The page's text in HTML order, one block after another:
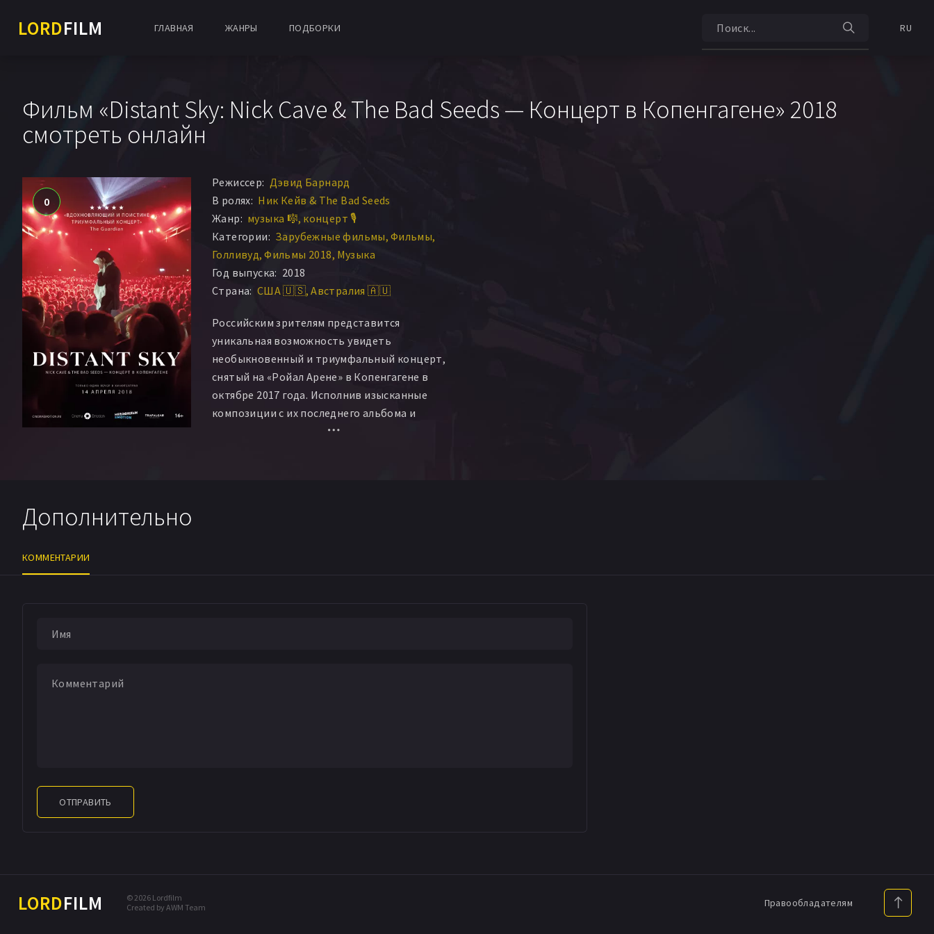
LORDFILM ГЛАВНАЯ ЖАНРЫ ПОДБОРКИ RU
Фильм «Distant Sky: Nick Cave & The Bad Seeds — Концерт в Копенгагене» 2018
смотреть онлайн
0
Режиссер: Дэвид Барнард
В ролях: Ник Кейв & The Bad Seeds
Жанр: музыка 🎼 концерт 🎙
Категории: Зарубежные фильмы Фильмы
Голливуд Фильмы 2018 Музыка
Год выпуска: 2018
Страна: США 🇺🇸 Австралия 🇦🇺
Российским зрителям представится
уникальная возможность увидеть
необыкновенный и триумфальный концерт,
снятый на «Ройал Арене» в Копенгагене в
октябре 2017 года. Исполнив изысканные
композиции с их последнего альбома и
легендарные треки ранних лет, коллектив
Дополнительно
КОММЕНТАРИИ
ОТПРАВИТЬ
LORDFILM
© 2026 Lordfilm
Created by AWM Team
Правообладателям